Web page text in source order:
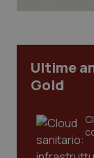
Ultime
Gold
sito web
protette